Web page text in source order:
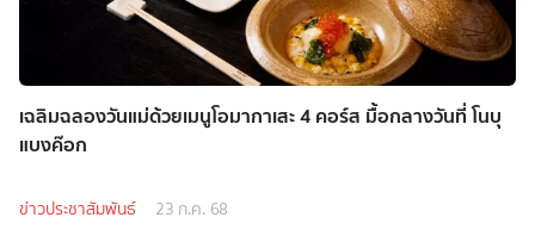
เฉลิมฉลองวันแม่ด้วยเมนูโอมากาเสะ 4 คอร์ส มื้อกลางวันที่ โนบุ
แบงค๊อก
ข่าวประชาสัมพันธ์ 23 ก.ค. 68